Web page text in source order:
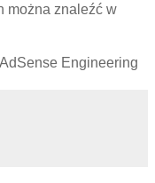
można znaleźć w
Engineering